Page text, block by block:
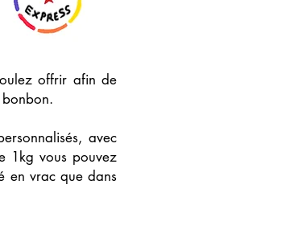
offrir afin de
avec
1kg vous pouvez
en vrac que dans